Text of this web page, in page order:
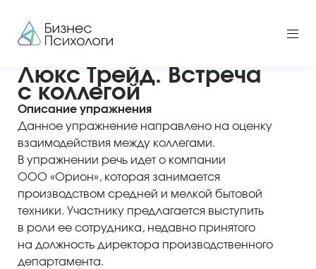
Люкс Трейд. Встреча
с коллегой
Описание упражнения
Данное упражнение направлено на оценку
взаимодействия между коллегами.
В упражнении речь идет о компании
ООО «Орион», которая занимается
производством средней и мелкой бытовой
техники. Участнику предлагается выступить
в роли ее сотрудника, недавно принятого
на должность директора производственного
департамента.